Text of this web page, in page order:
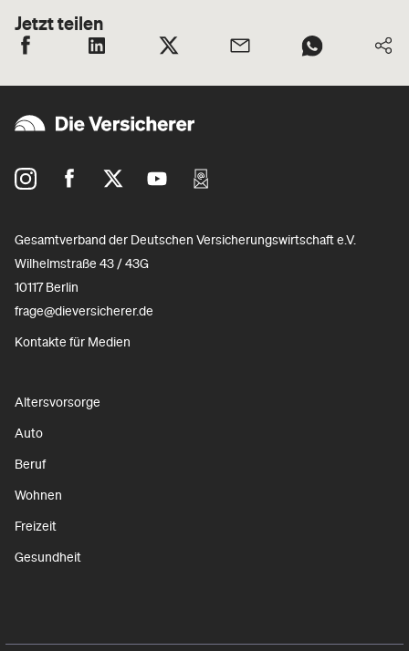
Jetzt teilen
Gesamtverband der Deutschen Versicherungswirtschaft e.V.
Wilhelmstraße 43 / 43G
10117 Berlin
frage@dieversicherer.de
Kontakte für Medien
Altersvorsorge
Auto
Beruf
Wohnen
Freizeit
Gesundheit